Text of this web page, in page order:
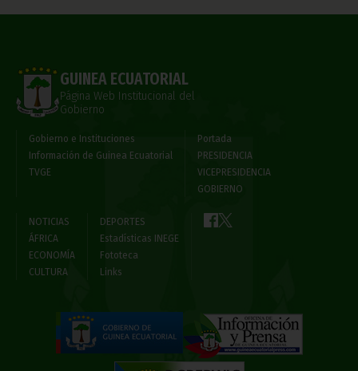
GUINEA ECUATORIAL
Página Web Institucional del
Gobierno
Gobierno e Instituciones
Información de Guinea Ecuatorial
TVGE
Portada
PRESIDENCIA
VICEPRESIDENCIA
GOBIERNO
NOTICIAS
ÁFRICA
ECONOMÍA
CULTURA
DEPORTES
Estadísticas INEGE
Fototeca
Links